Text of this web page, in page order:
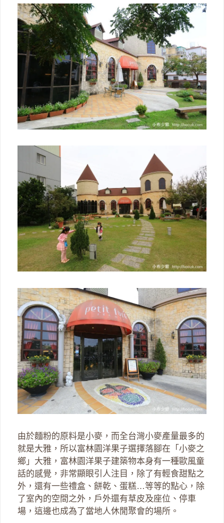
由於麵粉的原料是小麥，而全台灣小麥產量最多的
就是大雅，所以富林園洋果子選擇落腳在「小麥之
鄉」大雅，富林園洋果子建築物本身有一種歐風童
話的感覺，非常顯眼引人注目，除了有輕食甜點之
外，還有一些禮盒、餅乾、蛋糕…等等的點心，除
了室內的空間之外，戶外還有草皮及座位、停車
場，這邊也成為了當地人休閒聚會的場所。